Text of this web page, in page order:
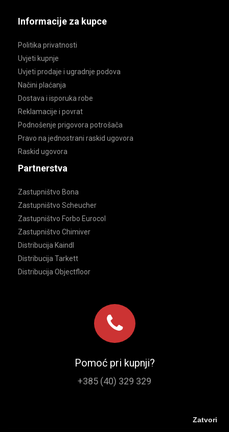
Zatvori
Informacije za kupce
Politika privatnosti
Uvjeti kupnje
Uvjeti prodaje i ugradnje podova
Načini plaćanja
Dostava i isporuka robe
Reklamacije i povrat
Podnošenje prigovora potrošača
Pravo na jednostrani raskid ugovora
Raskid ugovora
Partnerstva
Zastupništvo Bona
Zastupništvo Scheucher
Zastupništvo Forbo Eurocol
Zastupništvo Chimiver
Distribucija Kaindl
Distribucija Tarkett
Distribucija Objectfloor
Pomoć pri kupnji?
+385 (40) 329 329